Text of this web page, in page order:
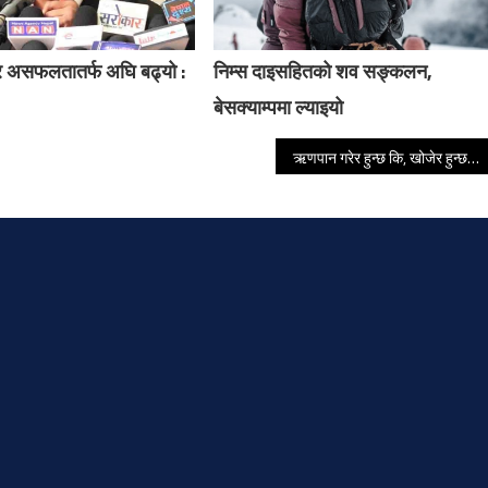
असफलतातर्फ अघि बढ्यो :
निम्स दाइसहितको शव सङ्कलन,
बेसक्याम्पमा ल्याइयो
ऋणपान गरेर हुन्छ कि, खोजेर हुन्छ स्वास्थ्य बीमाको समस्या समाधान गर्छौं : प्रधानमन्त्री कार्की